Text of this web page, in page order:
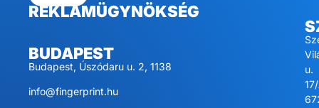
REKLÁMÜGYNÖKSÉG
BUDAPEST
Budapest, Úszódaru u. 2, 1138
info@fingerprint.hu
u.